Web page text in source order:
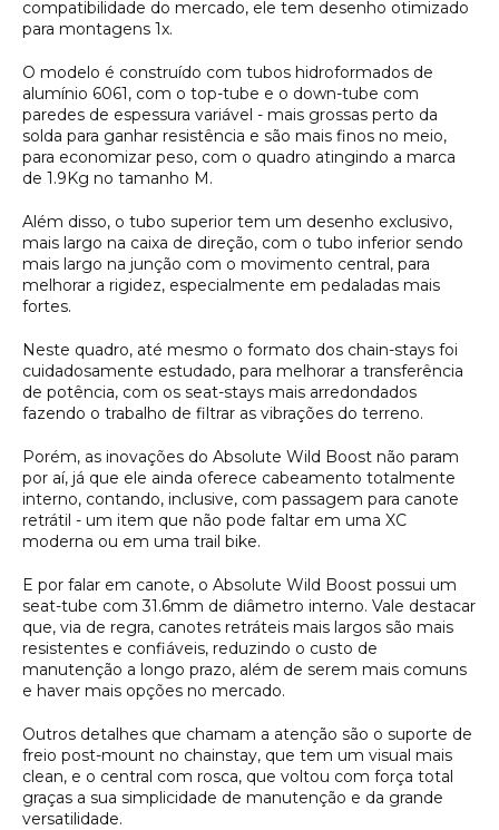
compatibilidade do mercado, ele tem desenho otimizado
para montagens 1x.
O modelo é construído com tubos hidroformados de
alumínio 6061, com o top-tube e o down-tube com
paredes de espessura variável - mais grossas perto da
solda para ganhar resistência e são mais finos no meio,
para economizar peso, com o quadro atingindo a marca
de 1.9Kg no tamanho M.
Além disso, o tubo superior tem um desenho exclusivo,
mais largo na caixa de direção, com o tubo inferior sendo
mais largo na junção com o movimento central, para
melhorar a rigidez, especialmente em pedaladas mais
fortes.
Neste quadro, até mesmo o formato dos chain-stays foi
cuidadosamente estudado, para melhorar a transferência
de potência, com os seat-stays mais arredondados
fazendo o trabalho de filtrar as vibrações do terreno.
Porém, as inovações do Absolute Wild Boost não param
por aí, já que ele ainda oferece cabeamento totalmente
interno, contando, inclusive, com passagem para canote
retrátil - um item que não pode faltar em uma XC
moderna ou em uma trail bike.
E por falar em canote, o Absolute Wild Boost possui um
seat-tube com 31.6mm de diâmetro interno. Vale destacar
que, via de regra, canotes retráteis mais largos são mais
resistentes e confiáveis, reduzindo o custo de
manutenção a longo prazo, além de serem mais comuns
e haver mais opções no mercado.
Outros detalhes que chamam a atenção são o suporte de
freio post-mount no chainstay, que tem um visual mais
clean, e o central com rosca, que voltou com força total
graças a sua simplicidade de manutenção e da grande
versatilidade.